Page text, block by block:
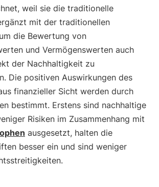
weil sie die traditionelle
mit der traditionellen
die Bewertung von
und Vermögenswerten auch
der Nachhaltigkeit zu
Die positiven Auswirkungen des
finanzieller Sicht werden durch
bestimmt. Erstens sind nachhaltige
Risiken im Zusammenhang mit
ausgesetzt, halten die
besser ein und sind weniger